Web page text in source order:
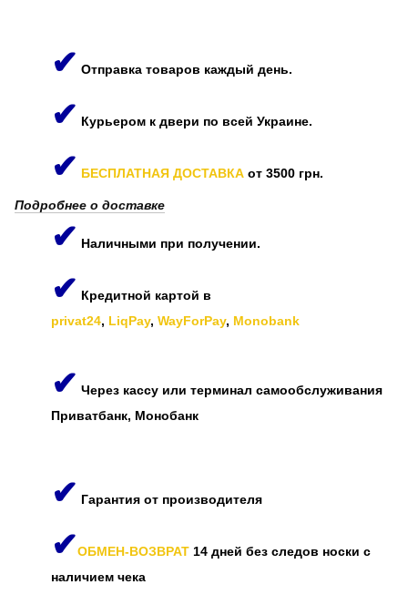
✔ Отправка товаров каждый день.
✔ Курьером к двери по всей Украине.
✔ БЕСПЛАТНАЯ ДОСТАВКА от 3500 грн.
Подробнее о доставке
✔ Наличными при получении.
✔ Кредитной картой в
privat24, LiqPay, WayForPay, Monobank
✔ Через кассу или терминал самообслуживания
Приватбанк, Монобанк
✔ Гарантия от производителя
✔ОБМЕН-ВОЗВРАТ 14 дней без следов носки с
наличием чека